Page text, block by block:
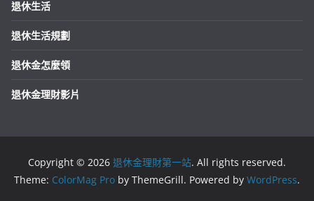
退休生活
退休生活規劃
退休金怎麼領
退休金理財影片
Copyright © 2026 退休金理財第一站. All rights reserved.
Theme: ColorMag Pro by ThemeGrill. Powered by WordPress.